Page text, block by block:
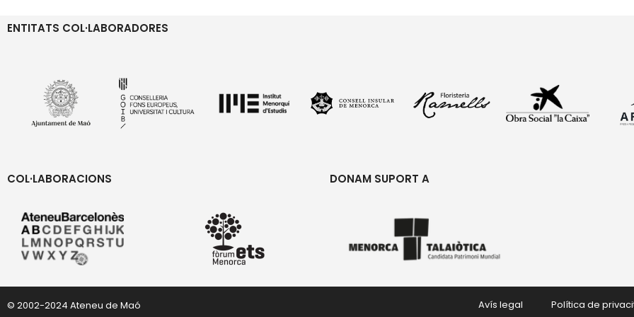
ENTITATS COL·LABORADORES
COL·LABORACIONS DONAM SUPORT A
© 2002-2024 Ateneu de Maó Avís legal Política de